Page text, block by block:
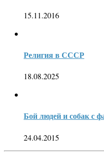
15.11.2016
Религия в СССР
18.08.2025
Бой людей и собак с
24.04.2015